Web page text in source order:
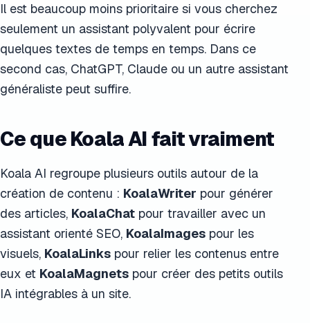
Il est beaucoup moins prioritaire si vous cherchez
seulement un assistant polyvalent pour écrire
quelques textes de temps en temps. Dans ce
second cas, ChatGPT, Claude ou un autre assistant
généraliste peut suffire.
Ce que Koala AI fait vraiment
Koala AI regroupe plusieurs outils autour de la
création de contenu : KoalaWriter pour générer
des articles, KoalaChat pour travailler avec un
assistant orienté SEO, KoalaImages pour les
visuels, KoalaLinks pour relier les contenus entre
eux et KoalaMagnets pour créer des petits outils
IA intégrables à un site.